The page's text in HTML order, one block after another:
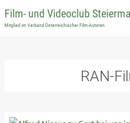
Film- und Videoclub
Mitglied im Verband Österreichischer Film-Autoren
RAN-